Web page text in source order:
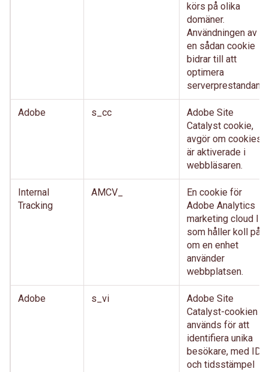
körs på olika
domäner.
Användningen av
en sådan cookie
bidrar till att
optimera
serverprestandan.
Adobe s_cc
Adobe Site
Catalyst cookie,
avgör om cookies
är aktiverade i
webbläsaren.
Internal
Tracking
AMCV_
En cookie för
Adobe Analytics
marketing cloud ID,
som håller koll på
om en enhet
använder
webbplatsen.
Adobe s_vi
Adobe Site
Catalyst-cookien
används för att
identifiera unika
besökare, med ID
och tidsstämpel